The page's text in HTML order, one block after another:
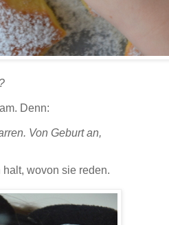
Denn:
Von Geburt an,
wovon sie reden.